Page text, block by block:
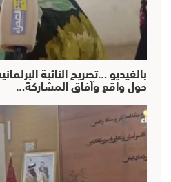
بالفيديو …تصريح النائبة
حول واقع وآفاق المشاركة…